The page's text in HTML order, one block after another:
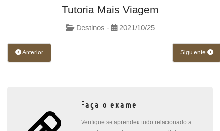
Tutoria Mais Viagem
Destinos - 2021/10/25
Anterior Siguiente
Faça o exame
Verifique se aprendeu tudo relacionado a